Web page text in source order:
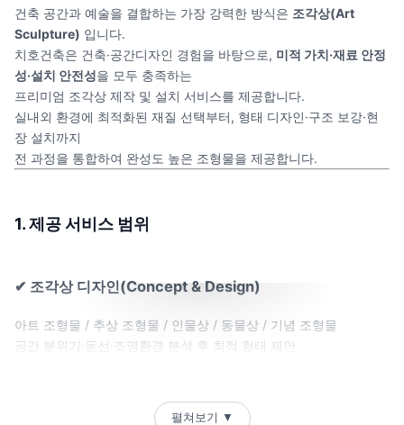
건축 공간과 예술을 결합하는 가장 강력한 방식은 조각상(Art
Sculpture) 입니다.
치호건축은 건축·공간디자인 경험을 바탕으로, 미적 가치·재료 안정
성·설치 안전성을 모두 충족하는
프리미엄 조각상 제작 및 설치 서비스를 제공합니다.
실내외 환경에 최적화된 재질 선택부터, 형태 디자인·구조 보강·현
장 설치까지
전 과정을 통합하여 완성도 높은 조형물을 제공합니다.
1. 제공 서비스 범위
✔ 조각상 디자인(Concept & Design)
아트 조형물 / 추상 조형물 / 인물상 / 동물상 / 기념 조형물
공간 분위기·동선·조명환경 분석 후 최적 형태 제안
펼쳐보기 ▼